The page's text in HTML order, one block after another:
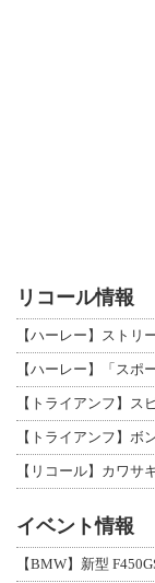
リコール情報
【ハーレー】ストリ
【トライアンフ】ス
【リコール】カワサ
イベント情報
【BMW】新型